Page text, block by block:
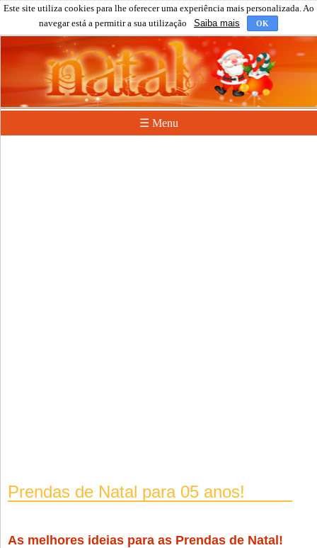
Este site utiliza cookies para lhe oferecer uma experiência mais personalizada. Ao
navegar está a permitir a sua utilização
Saiba mais OK
☰ Menu
Prendas de Natal para 05 anos!
As melhores ideias para as Prendas de Natal!